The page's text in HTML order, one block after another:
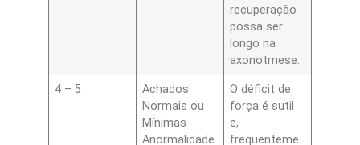
recuperação
possa ser
longo na
axonotmese.
4 – 5
Achados
Normais ou
Mínimas
Anormalidade
O déficit de
força é sutil
e,
frequenteme